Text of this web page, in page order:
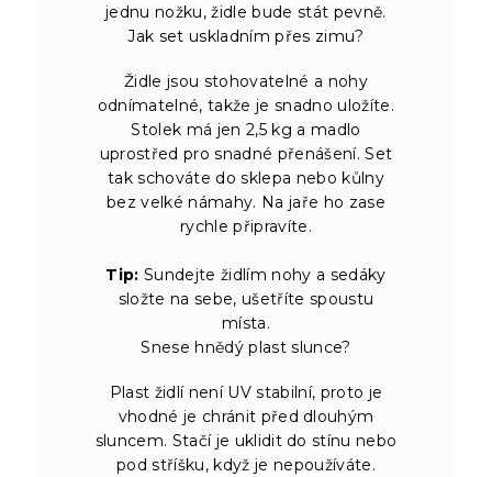
jednu nožku, židle bude stát pevně.
Jak set uskladním přes zimu?
Židle jsou stohovatelné a nohy
odnímatelné, takže je snadno uložíte.
Stolek má jen 2,5 kg a madlo
uprostřed pro snadné přenášení. Set
tak schováte do sklepa nebo kůlny
bez velké námahy. Na jaře ho zase
rychle připravíte.
Tip: Sundejte židlím nohy a sedáky
složte na sebe, ušetříte spoustu
místa.
Snese hnědý plast slunce?
Plast židlí není UV stabilní, proto je
vhodné je chránit před dlouhým
sluncem. Stačí je uklidit do stínu nebo
pod stříšku, když je nepoužíváte.